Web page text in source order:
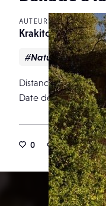
AUTEUR
Krakito
#Nature
Distance focale
Date de publication
0 4 0